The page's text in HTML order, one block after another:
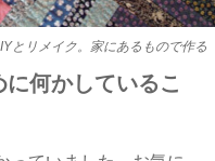
とリメイク。家にあるもので作る
何かしているこ